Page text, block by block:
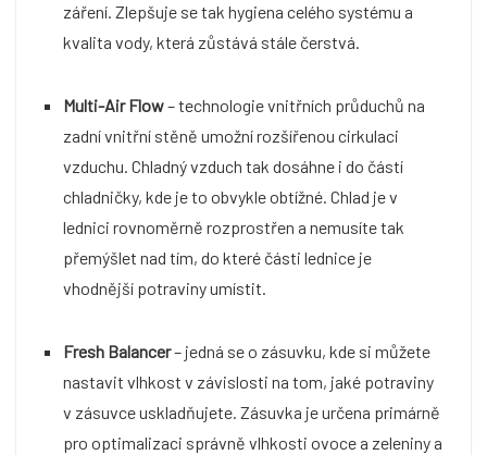
záření. Zlepšuje se tak hygiena celého systému a
kvalita vody, která zůstává stále čerstvá.
Multi-Air Flow– technologie vnitřních průduchů na
zadní vnitřní stěně umožní rozšířenou cirkulaci
vzduchu. Chladný vzduch tak dosáhne i do částí
chladničky, kde je to obvykle obtížné. Chlad je v
lednici rovnoměrně rozprostřen a nemusíte tak
přemýšlet nad tím, do které části lednice je
vhodnější potraviny umístit.
Fresh Balancer– jedná se o zásuvku, kde si můžete
nastavit vlhkost v závislosti na tom, jaké potraviny
v zásuvce uskladňujete. Zásuvka je určena primárně
pro optimalizaci správně vlhkosti ovoce a zeleniny a